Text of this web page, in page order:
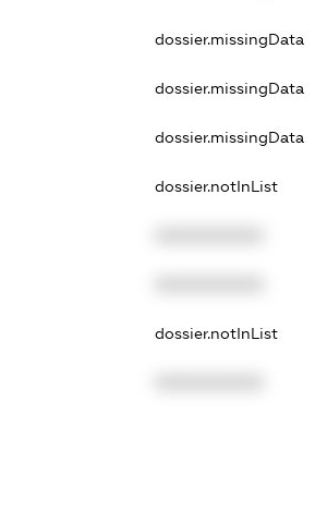
dossier.missingData
dossier.missingData
dossier.missingData
dossier.notInList
dossier.notInList